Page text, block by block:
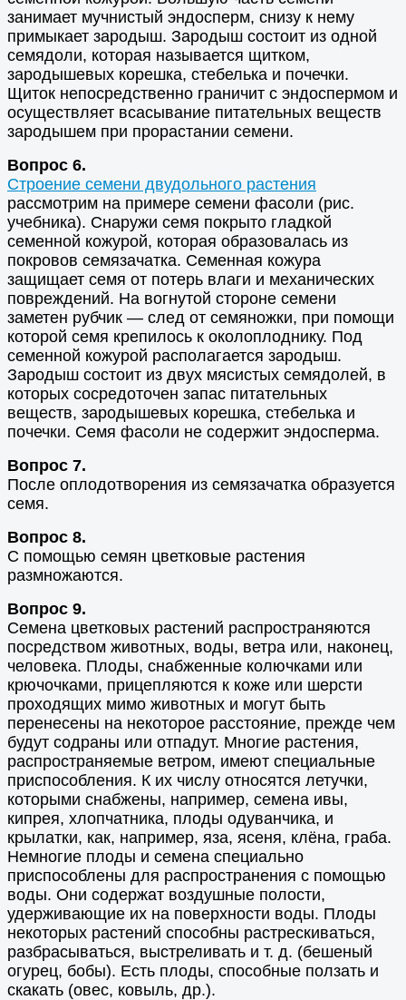
занимает мучнистый эндосперм, снизу к нему
примыкает зародыш. Зародыш состоит из одной
семядоли, которая называется щитком,
зародышевых корешка, стебелька и почечки.
Щиток непосредственно граничит с эндоспермом и
осуществляет всасывание питательных веществ
зародышем при прорастании семени.
Вопрос 6.
Строение семени двудольного растения
рассмотрим на примере семени фасоли (рис.
учебника). Снаружи семя покрыто гладкой
семенной кожурой, которая образовалась из
покровов семязачатка. Семенная кожура
защищает семя от потерь влаги и механических
повреждений. На вогнутой стороне семени
заметен рубчик — след от семяножки, при помощи
которой семя крепилось к околоплоднику. Под
семенной кожурой располагается зародыш.
Зародыш состоит из двух мясистых семядолей, в
которых сосредоточен запас питательных
веществ, зародышевых корешка, стебелька и
почечки. Семя фасоли не содержит эндосперма.
Вопрос 7.
После оплодотворения из семязачатка образуется
семя.
Вопрос 8.
С помощью семян цветковые растения
размножаются.
Вопрос 9.
Семена цветковых растений распространяются
посредством животных, воды, ветра или, наконец,
человека. Плоды, снабженные колючками или
крючочками, прицепляются к коже или шерсти
проходящих мимо животных и могут быть
перенесены на некоторое расстояние, прежде чем
будут содраны или отпадут. Многие растения,
распространяемые ветром, имеют специальные
приспособления. К их числу относятся летучки,
которыми снабжены, например, семена ивы,
кипрея, хлопчатника, плоды одуванчика, и
крылатки, как, например, яза, ясеня, клёна, граба.
Немногие плоды и семена специально
приспособлены для распространения с помощью
воды. Они содержат воздушные полости,
удерживающие их на поверхности воды. Плоды
некоторых растений способны растрескиваться,
разбрасываться, выстреливать и т. д. (бешеный
огурец, бобы). Есть плоды, способные ползать и
скакать (овес, ковыль, др.).